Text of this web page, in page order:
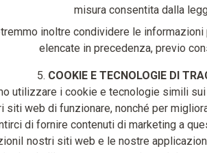
misura consentita dalla
inoltre condividere le
elencate in precedenza, previo
5. COOKIE E TECNOLOGIE DI
utilizzare i cookie e tecnologie simili
siti web di funzionare, nonché per
di fornire contenuti di marketing a
nostri siti web e le nostre